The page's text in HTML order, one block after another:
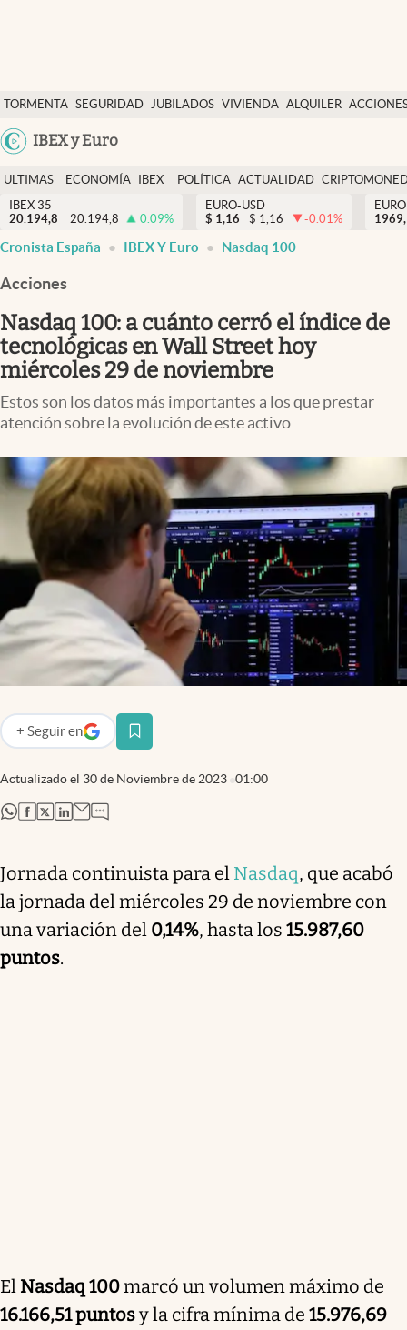
TORMENTA SEGURIDAD JUBILADOS VIVIENDA ALQUILER
IBEX y Euro
Economía y finanzas
Política
Actualidad
Criptomonedas
España
ULTIMAS
NOTICIAS
ECONOMÍA
FINANZAS
IBEX
EURO
POLÍTICA ACTUALIDAD
IBEX 35
20.194,8
20.194,8 0.09%
EURO-USD
$ 1,16 $ 1,16 -0.01%
Cronista España IBEX Y Euro Nasdaq 100
Acciones
Nasdaq 100: a cuánto cerró el índice de
tecnológicas en Wall Street hoy
miércoles 29 de noviembre
Estos son los datos más importantes a los que prestar
atención sobre la evolución de este activo
Actualizado el 30 de Noviembre de 2023 01:00
+ Seguir en
abre en nueva pestaña
abre en nueva pestaña
abre en nueva pestaña
abre en nueva pestaña
abre en nueva pestaña
Jornada continuista para el Nasdaq, que acabó
la jornada del miércoles 29 de noviembre con
una variación del 0,14%, hasta los 15.987,60
puntos.
El Nasdaq 100marcó un volumen máximo de
16.166,51 puntosy la cifra mínima de 15.976,69